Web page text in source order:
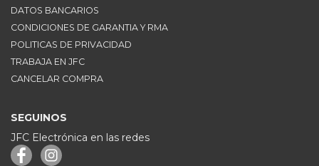
DATOS BANCARIOS
CONDICIONES DE GARANTIA Y RMA
POLITICAS DE PRIVACIDAD
TRABAJA EN JFC
CANCELAR COMPRA
SEGUINOS
JFC Electrónica en las redes